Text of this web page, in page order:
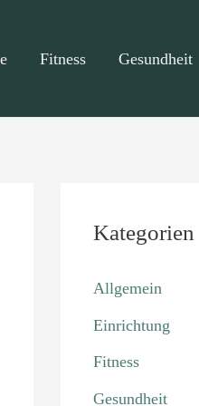
Fitness Gesundheit
Kategorien
Allgemein
Einrichtung
Fitness
Gesundheit